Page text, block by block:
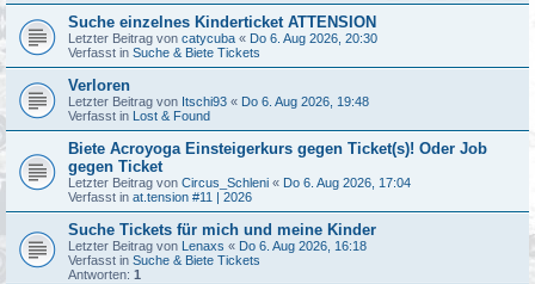
Suche einzelnes Kinderticket ATTENSION
Letzter Beitrag von catycuba « Do 6. Aug 2026, 20:30
Verfasst in Suche & Biete Tickets
Verloren
Letzter Beitrag von Itschi93 « Do 6. Aug 2026, 19:48
Verfasst in Lost & Found
Biete Acroyoga Einsteigerkurs gegen Ticket(s)! Oder Job
gegen Ticket
Letzter Beitrag von Circus_Schleni « Do 6. Aug 2026, 17:04
Verfasst in at.tension #11 | 2026
Suche Tickets für mich und meine Kinder
Letzter Beitrag von Lenaxs « Do 6. Aug 2026, 16:18
Verfasst in Suche & Biete Tickets
Antworten: 1